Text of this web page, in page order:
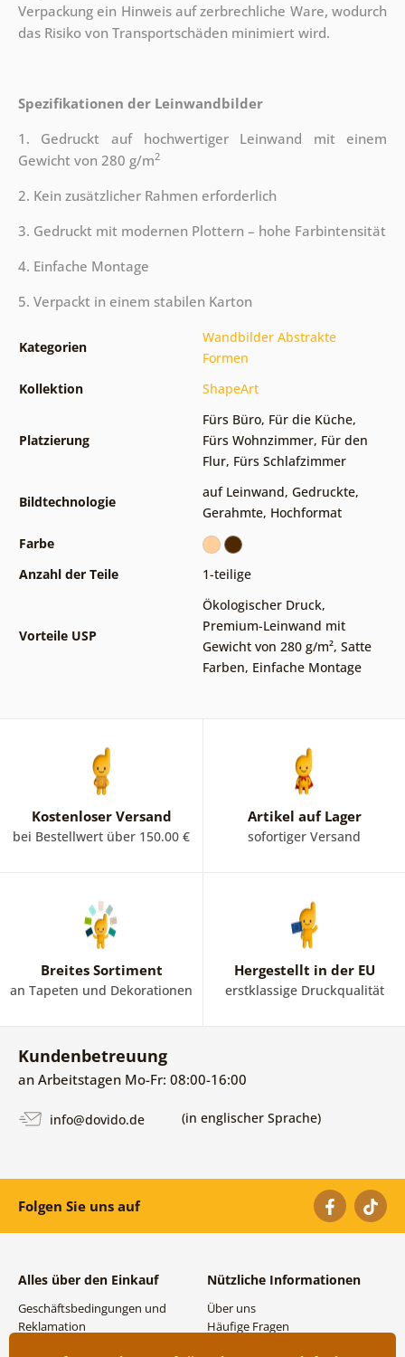
Verpackung ein Hinweis auf zerbrechliche Ware, wodurch
das Risiko von Transportschäden minimiert wird.
Spezifikationen der Leinwandbilder
1. Gedruckt auf hochwertiger Leinwand mit einem
Gewicht von 280 g/m2
2. Kein zusätzlicher Rahmen erforderlich
3. Gedruckt mit modernen Plottern – hohe Farbintensität
4. Einfache Montage
5. Verpackt in einem stabilen Karton
Kategorien
Wandbilder Abstrakte
Formen
Kollektion
ShapeArt
Platzierung
Fürs Büro, Für die Küche,
Fürs Wohnzimmer, Für den
Flur, Fürs Schlafzimmer
Bildtechnologie
auf Leinwand, Gedruckte,
Gerahmte, Hochformat
Farbe
Anzahl der Teile
1-teilige
Vorteile USP
Ökologischer Druck,
Premium-Leinwand mit
Gewicht von 280 g/m², Satte
Farben, Einfache Montage
Kostenloser Versand
bei Bestellwert über 150.00 €
Artikel auf Lager
sofortiger Versand
Breites Sortiment
an Tapeten und Dekorationen
Hergestellt in der EU
erstklassige Druckqualität
Kundenbetreuung
an Arbeitstagen Mo-Fr: 08:00-16:00
info@dovido.de (in englischer Sprache)
Folgen Sie uns auf
Alles über den Einkauf
Geschäftsbedingungen und
Reklamation
Nützliche Informationen
Über uns
Häufige Fragen